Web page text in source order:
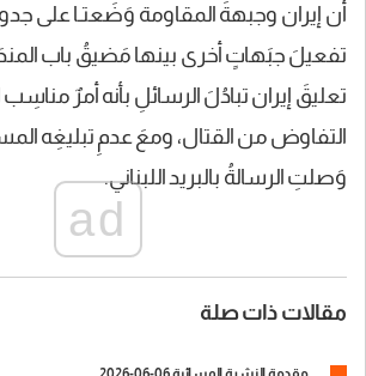
أن إيران وجبهةَ المقاومة وَضَعتـا على
تفعيلَ جبَهاتٍ أخرى بينها مَضيقُ باب
تعليقَ إيران تبادُلَ الرسائلِ بأنه أمرٌ
التفاوض من القتال، ومعَ عدمِ تبليغِه
وَصلتِ الرسالةُ بالبريد اللبناني.
ad
مقالات ذات صلة